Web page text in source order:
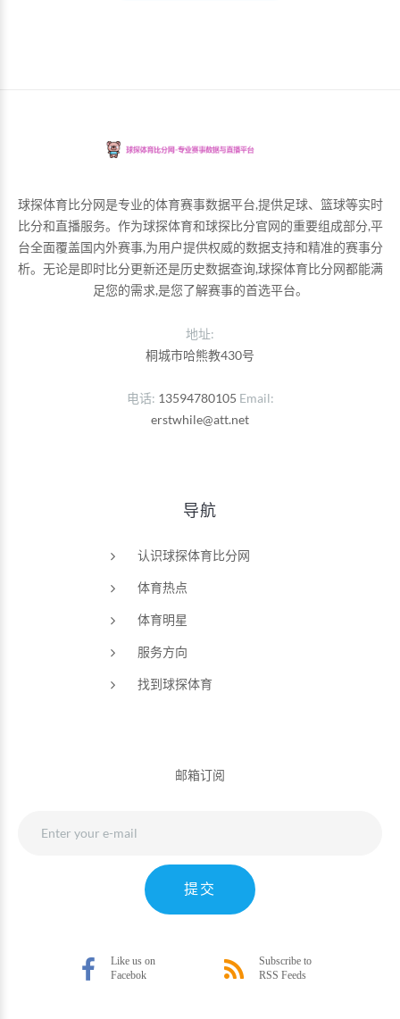
球探体育比分网是专业的体育赛事数据平台,提供足球、篮球等实时
比分和直播服务。作为球探体育和球探比分官网的重要组成部分,平
台全面覆盖国内外赛事,为用户提供权威的数据支持和精准的赛事分
析。无论是即时比分更新还是历史数据查询,球探体育比分网都能满
足您的需求,是您了解赛事的首选平台。
地址:
桐城市哈熊教430号
电话 13594780105 Email
erstwhile@att.net
导航
认识球探体育比分网
体育热点
体育明星
服务方向
找到球探体育
邮箱订阅
提交